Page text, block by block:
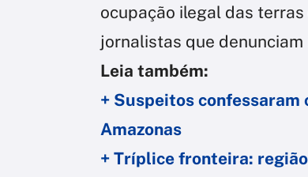
ocupação ilegal das
jornalistas que
Leia também:
+ Suspeitos confessaram
Amazonas
+ Tríplice fronteira: